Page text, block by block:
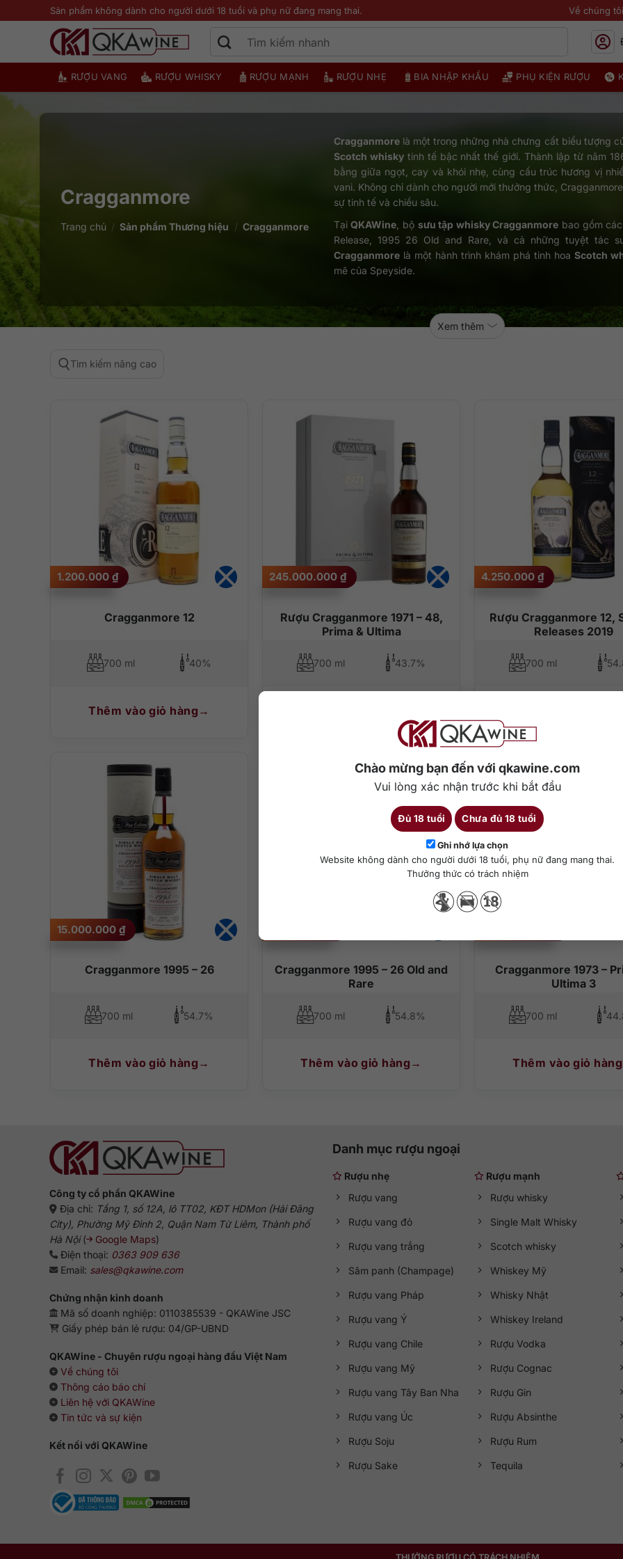
Chào mừng bạn đến với qkawine.com
Vui lòng xác nhận trước khi bắt đầu
Đủ 18 tuổi Chưa đủ 18 tuổi
Ghi nhớ lựa chọn
Website không dành cho người dưới 18 tuổi, phụ nữ đang mang thai.
Thưởng thức có trách nhiệm
qua
Sản phẩm không dành cho người dưới 18 tuổi và phụ nữ đang mang thai. Về chúng tôi
RƯỢU VANG RƯỢU WHISKY RƯỢU MẠNH RƯỢU NHẸ BIA NHẬP KHẨU PHỤ KIỆN RƯỢU
Cragganmore
Trang chủ / Sản phẩm Thương hiệu / Cragganmore
Cragganmorelà một trong những nhà chưng cất biểu tượng
Scotch whiskytinh tế bậc nhất thế giới. Thành lập từ năm
bằng giữa ngọt, cay và khói nhẹ, cùng cấu trúc hương vị
vani. Không chỉ dành cho người mới thưởng thức,
sự tinh tế và chiều sâu.
TạiQKAWine , bộ sưu tập whisky Cragganmore bao gồm
Release, 1995 26 Old and Rare, và cả những tuyệt tác
Cragganmorelà một hành trình khám phá tinh hoaScotch
mẽ của Speyside.
Xem thêm
Tìm kiếm nâng cao
Cragganmore 12
1.200.000 ₫
700 ml 40%
Thêm vào giỏ hàng
Rượu Cragganmore 1971 – 48,
Prima & Ultima
245.000.000 ₫
700 ml 43.7%
Rượu Cragganmore 12,
Releases 2019
4.250.000 ₫
700 ml
Cragganmore 1995 – 26
15.000.000 ₫
700 ml 54.7%
Thêm vào giỏ hàng
Cragganmore 1995 – 26 Old and
Rare
700 ml 54.8%
Thêm vào giỏ hàng
Cragganmore 1973 –
Ultima 3
700 ml
Thêm vào giỏ hàng
Công ty cổ phần QKAWine
Địa chỉ: Tầng 1, số 12A, lô TT02, KĐT HDMon (Hải Đăng
City), Phường Mỹ Đình 2, Quận Nam Từ Liêm, Thành phố
Hà Nội( Google Maps)
Điện thoại: 0363 909 636
Email: sales@qkawine.com
Chứng nhận kinh doanh
Mã số doanh nghiệp: 0110385539 - QKAWine JSC
Giấy phép bán lẻ rượu: 04/GP-UBND
QKAWine - Chuyên rượu ngoại hàng đầu Việt Nam
Về chúng tôi
Thông cáo báo chí
Liên hệ với QKAWine
Tin tức và sự kiện
Kết nối với QKAWine
Danh mục rượu ngoại
Rượu nhẹ
Rượu vang
Rượu vang đỏ
Rượu vang trắng
Sâm panh (Champage)
Rượu vang Pháp
Rượu vang Ý
Rượu vang Chile
Rượu vang Mỹ
Rượu vang Tây Ban Nha
Rượu vang Úc
Rượu Soju
Rượu Sake
Rượu mạnh
Rượu whisky
Single Malt Whisky
Scotch whisky
Whiskey Mỹ
Whisky Nhật
Whiskey Ireland
Rượu Vodka
Rượu Cognac
Rượu Gin
Rượu Absinthe
Rượu Rum
Tequila